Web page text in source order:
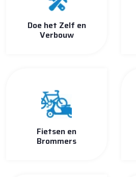
Doe het Zelf en
Verbouw
Fietsen en
Brommers